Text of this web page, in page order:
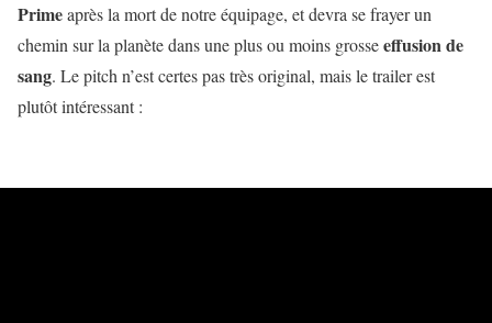
Primeaprès la mort de notre équipage, et devra se frayer un
chemin sur la planète dans une plus ou moins grosseeffusion de
sang. Le pitch n’est certes pas très original, mais le trailer est
plutôt intéressant :